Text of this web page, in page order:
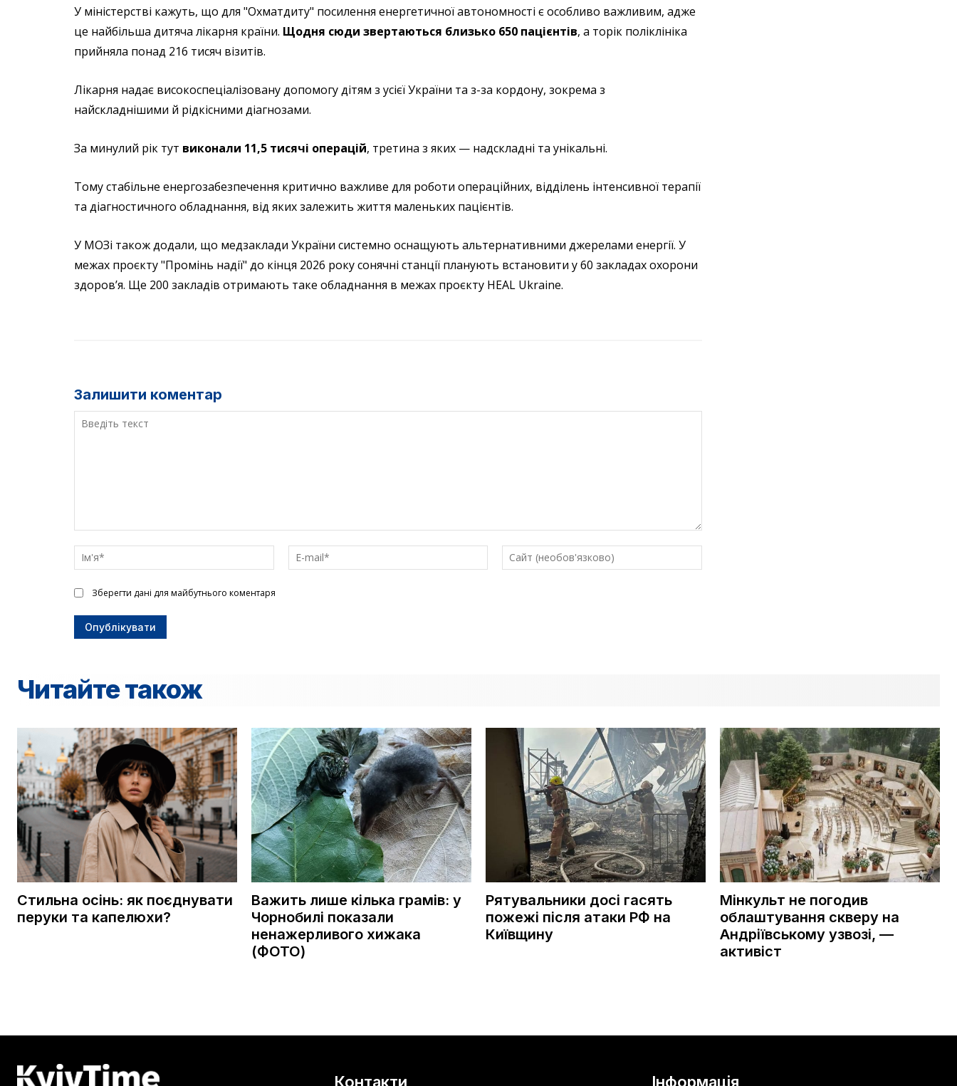
У міністерстві кажуть, що для "Охматдиту" посилення енергетичної автономності є особливо важливим, адже
це найбільша дитяча лікарня країни. Щодня сюди звертаються близько 650 пацієнтів, а торік поліклініка
прийняла понад 216 тисяч візитів.
Лікарня надає високоспеціалізовану допомогу дітям з усієї України та з-за кордону, зокрема з
найскладнішими й рідкісними діагнозами.
За минулий рік тут виконали 11,5 тисячі операцій, третина з яких — надскладні та унікальні.
Тому стабільне енергозабезпечення критично важливе для роботи операційних, відділень інтенсивної терапії
та діагностичного обладнання, від яких залежить життя маленьких пацієнтів.
У МОЗі також додали, що медзаклади України системно оснащують альтернативними джерелами енергії. У
межах проєкту "Промінь надії" до кінця 2026 року сонячні станції планують встановити у 60 закладах охорони
здоров’я. Ще 200 закладів отримають таке обладнання в межах проєкту HEAL Ukraine.
Залишити коментар
текст
Ім'я*
mail*
(необов'язково)
Зберегти дані для майбутнього коментаря
Читайте також
Стильна осінь: як поєднувати
перуки та капелюхи?
Важить лише кілька грамів: у
Чорнобилі показали
ненажерливого хижака
(ФОТО)
Рятувальники досі гасять
пожежі після атаки РФ на
Київщину
Мінкульт не погодив
облаштування скверу на
Андріївському узвозі, —
активіст
Контакти Інформація